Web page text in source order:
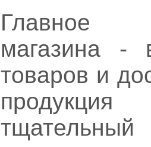
Главное
магазина -
товаров и